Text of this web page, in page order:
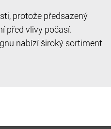
protože předsazený
před vlivy počasí.
nabízí široký sortiment